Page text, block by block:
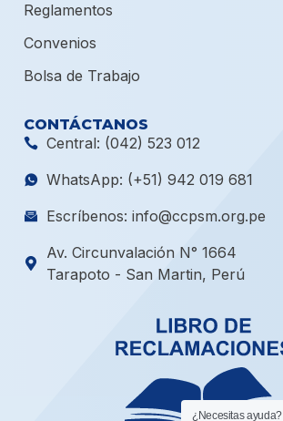
Reglamentos
Convenios
Bolsa de Trabajo
CONTÁCTANOS
Central: (042) 523 012
WhatsApp: (+51) 942 019 681
Escríbenos: info@ccpsm.org.pe
Av. Circunvalación N° 1664
Tarapoto - San Martin, Perú
¿Necesitas ayuda?